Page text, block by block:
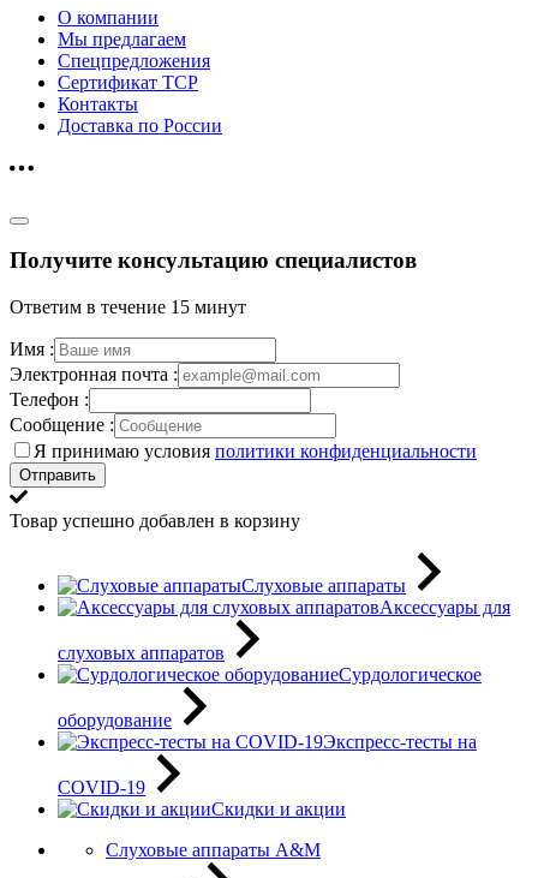
О компании
Мы предлагаем
Спецпредложения
Сертификат ТСР
Контакты
Доставка по России
Получите консультацию специалистов
Ответим в течение 15 минут
Имя :
Электронная почта :
Телефон :
Сообщение :
Я принимаю условия политики конфиденциальности
Отправить
Товар успешно добавлен в корзину
Слуховые аппараты
Аксессуары для
слуховых аппаратов
Сурдологическое
оборудование
Экспресс-тесты на
COVID-19
Скидки и акции
Слуховые аппараты A&M